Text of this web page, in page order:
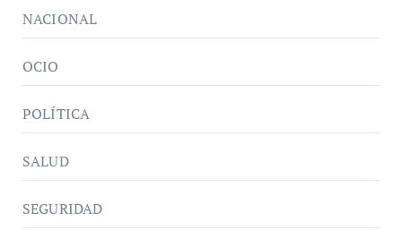
NACIONAL
OCIO
POLÍTICA
SALUD
SEGURIDAD